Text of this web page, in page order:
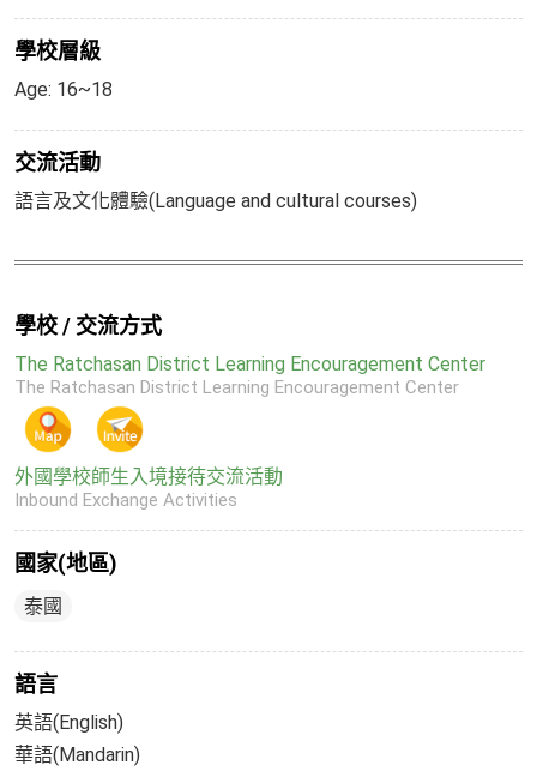
學校層級
Age: 16~18
交流活動
語言及文化體驗(Language and cultural courses)
學校 / 交流方式
The Ratchasan District Learning Encouragement Center
The Ratchasan District Learning Encouragement Center
外國學校師生入境接待交流活動
Inbound Exchange Activities
國家(地區)
泰國
語言
英語(English)
華語(Mandarin)